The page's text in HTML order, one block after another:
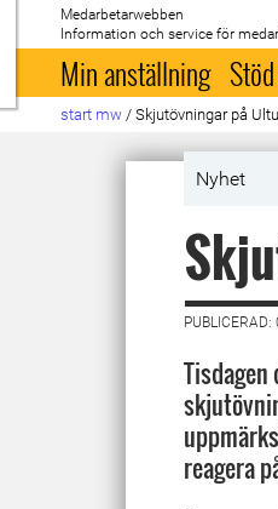
Till startsida
Medarbetarwebben
Information och service för
Min anställning
start mw / Skjutövningar på
Nyhet
reagera